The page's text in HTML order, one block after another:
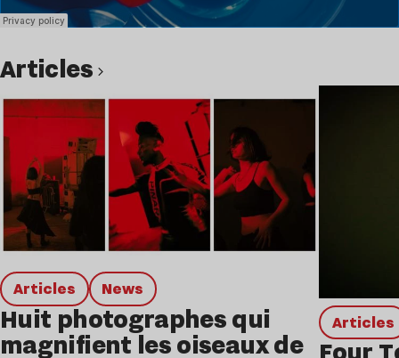
Articles
Articles news
Huit photographes qui
magnifient les oiseaux de
Articles
Lire l’article